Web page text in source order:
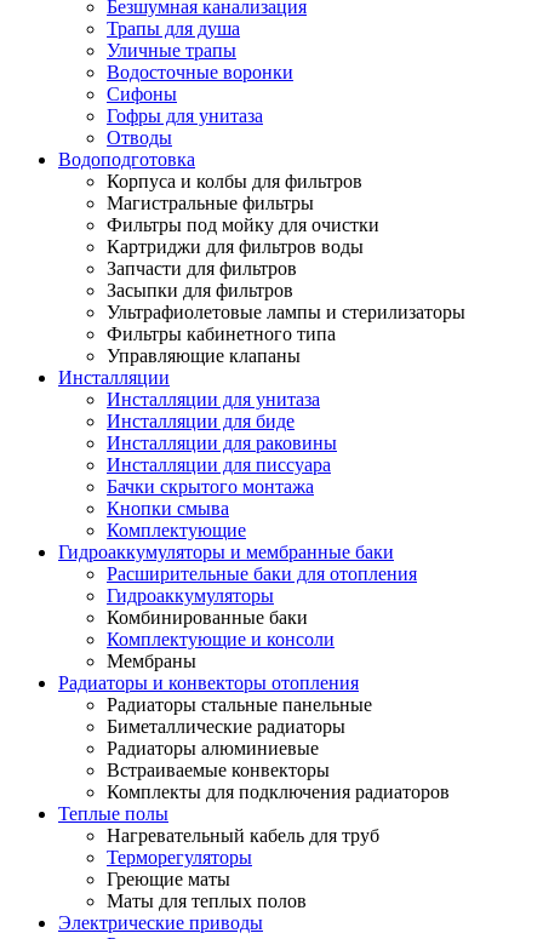
Безшумная канализация
Трапы для душа
Уличные трапы
Водосточные воронки
Сифоны
Гофры для унитаза
Отводы
Водоподготовка
Корпуса и колбы для фильтров
Магистральные фильтры
Фильтры под мойку для очистки
Картриджи для фильтров воды
Запчасти для фильтров
Засыпки для фильтров
Ультрафиолетовые лампы и стерилизаторы
Фильтры кабинетного типа
Управляющие клапаны
Инсталляции
Инсталляции для унитаза
Инсталляции для биде
Инсталляции для раковины
Инсталляции для писсуара
Бачки скрытого монтажа
Кнопки смыва
Комплектующие
Гидроаккумуляторы и мембранные баки
Расширительные баки для отопления
Гидроаккумуляторы
Комбинированные баки
Комплектующие и консоли
Мембраны
Радиаторы и конвекторы отопления
Радиаторы стальные панельные
Биметаллические радиаторы
Радиаторы алюминиевые
Встраиваемые конвекторы
Комплекты для подключения радиаторов
Теплые полы
Нагревательный кабель для труб
Терморегуляторы
Греющие маты
Маты для теплых полов
Электрические приводы